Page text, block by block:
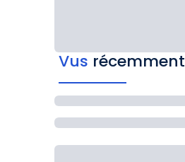
Vus récemment